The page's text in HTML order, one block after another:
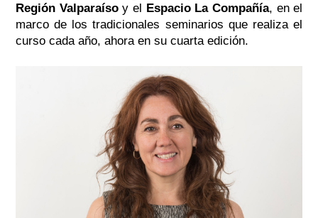
Región Valparaísoy el Espacio La Compañía, en el
marco de los tradicionales seminarios que realiza el
curso cada año, ahora en su cuarta edición.